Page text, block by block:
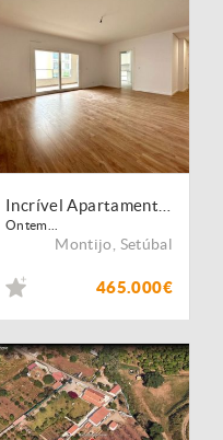
Ontem...
Montijo Setúbal
465.000€